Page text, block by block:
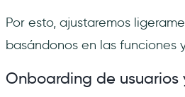
Por esto, ajustaremos
basándonos en las
Onboarding de